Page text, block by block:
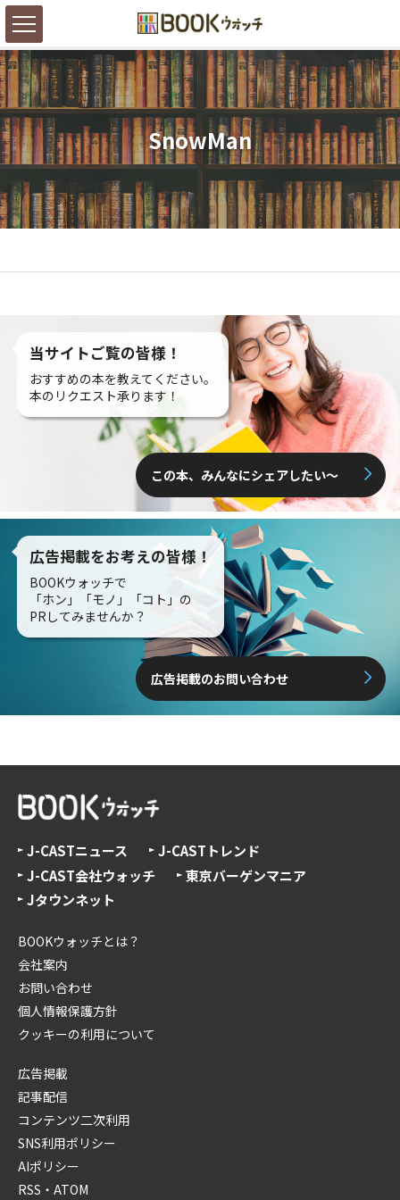
SnowMan
当サイトご覧の皆様！
おすすめの本を教えてください。
本のリクエスト承ります！
この本、みんなにシェアしたい〜
広告掲載をお考えの皆様！
BOOKウォッチで
「ホン」「モノ」「コト」の
PRしてみませんか？
広告掲載のお問い合わせ
J-CASTニュース
J-CASTトレンド
J-CAST会社ウォッチ
東京バーゲンマニア
Jタウンネット
BOOKウォッチとは？
会社案内
お問い合わせ
個人情報保護方針
クッキーの利用について
広告掲載
記事配信
コンテンツ二次利用
SNS利用ポリシー
AIポリシー
RSS・ATOM